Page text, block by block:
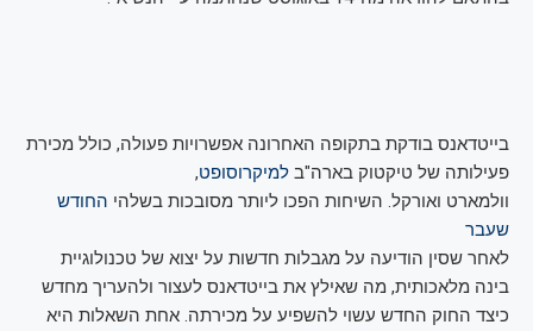
בייטדאנס בודקת בתקופה האחרונה אפשרויות פעולה, כולל מכירת
פעילותה של טיקטוק בארה"ב למיקרוסופט,
וולמארט ואורקל. השיחות הפכו ליותר מסובכות בשלהי החודש
שעבר
לאחר שסין הודיעה על מגבלות חדשות על יצוא של טכנולוגיית
בינה מלאכותית, מה שאילץ את בייטדאנס לעצור ולהעריך מחדש
כיצד החוק החדש עשוי להשפיע על מכירתה. אחת השאלות היא